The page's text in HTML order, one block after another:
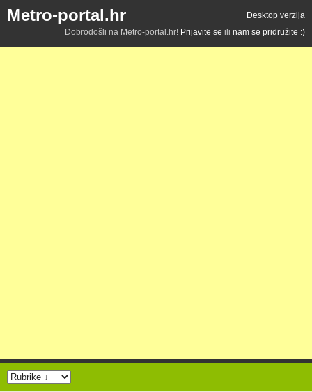
Metro-portal.hr
Desktop verzija
Dobrodošli na Metro-portal.hr! Prijavite se ili nam se pridružite :)